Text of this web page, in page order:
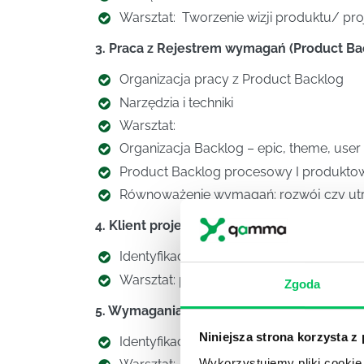
Zgoda
Niniejsza strona korzysta z
Warsztat: Tworzenie wizji produktu/
3. Praca z Rejestrem wymagań (Product
Organizacja pracy z Product Backlog
Narzędzia i techniki
Warsztat:
Organizacja Backlog – epic, theme,
Product Backlog procesowy I
Równoważenie wymagań: rozwój czy
4. Klient projektu – personalizacja
Identyfikacja klientów projektu
Warsztat: projektowanie wymagań dla
5. Wymagania i kryteria akceptacji
Identyfikacja, definiowanie,